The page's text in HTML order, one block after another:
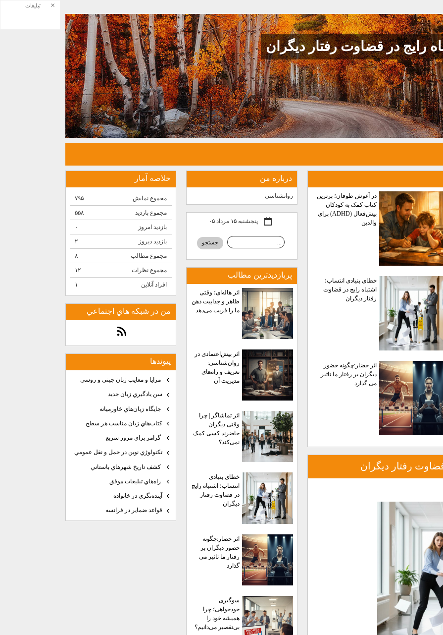
رایج در قضاوت رفتار دیگران
در آغوش طوفان؛ برترین
کتاب کمک به کودکان
بیش‌فعال (ADHD) برای
والدین
خطای بنیادی انتساب؛
اشتباه رایج در قضاوت
رفتار دیگران
اثر حضار:چگونه حضور
دیگران بر رفتار ما تاثیر
می گذارد
رفتار دیگران
درباره من
روانشناسی
پنجشنبه ۱۵ مرداد ۰۵
پربازديدترين مطالب
اثر هاله‌ای؛ وقتی
ظاهر و جذابیت ذهن
ما را فریب می‌دهد
اثر بیش‌اعتمادی در
روان‌شناسی:
تعریف و راه‌های
مدیریت آن
اثر تماشاگر | چرا
وقتی دیگران
حاضرند کسی کمک
نمی‌کند؟
خطای بنیادی
انتساب؛ اشتباه رایج
در قضاوت رفتار
دیگران
اثر حضار:چگونه
حضور دیگران بر
رفتار ما تاثیر می
گذارد
سوگیری
خودخواهی؛ چرا
همیشه خود را
بی‌تقصیر می‌دانیم؟
خلاصه آمار
مجموع نمایش‌ ۷۹۵
مجموع بازدید ۵۵۸
بازدید امروز ۰
بازدید دیروز ۲
مجموع مطالب ۸
مجموع نظرات ۱۲
افراد آنلاین ۱
من در شبكه هاي اجتماعي
پيوندها
مزايا و معايب زبان چيني و روسي
سن يادگيري زبان جديد
جايگاه زبان‌هاي خاورميانه
كتاب‌هاي زبان مناسب هر سطح
گرامر براي مرور سريع
تكنولوژي نوين در حمل و نقل عمومي
كشف تاريخ شهرهاي باستاني
راه‌هاي تبليغات موفق
آينده‌نگري در خانواده
قواعد ضماير در فرانسه
تبلیغات ×